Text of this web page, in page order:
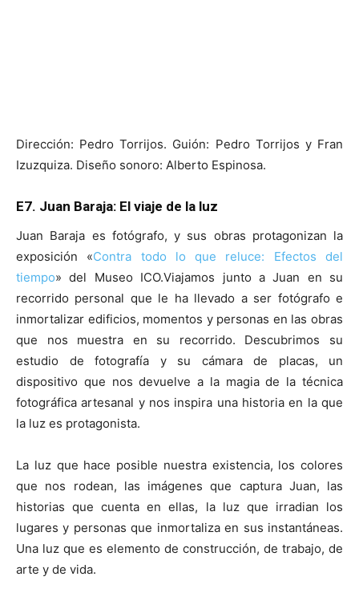
Dirección: Pedro Torrijos. Guión: Pedro Torrijos y Fran
Izuzquiza. Diseño sonoro: Alberto Espinosa.
E7. Juan Baraja: El viaje de la luz
Juan Baraja es fotógrafo, y sus obras protagonizan la
exposición «Contra todo lo que reluce: Efectos del
tiempo» del Museo ICO.Viajamos junto a Juan en su
recorrido personal que le ha llevado a ser fotógrafo e
inmortalizar edificios, momentos y personas en las obras
que nos muestra en su recorrido. Descubrimos su
estudio de fotografía y su cámara de placas, un
dispositivo que nos devuelve a la magia de la técnica
fotográfica artesanal y nos inspira una historia en la que
la luz es protagonista.
La luz que hace posible nuestra existencia, los colores
que nos rodean, las imágenes que captura Juan, las
historias que cuenta en ellas, la luz que irradian los
lugares y personas que inmortaliza en sus instantáneas.
Una luz que es elemento de construcción, de trabajo, de
arte y de vida.